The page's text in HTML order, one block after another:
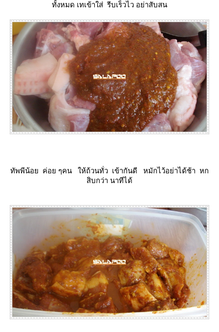
ทั้งหมด เทเข้าใส่ รีบเร็วไว อย่าสับสน
ทัพพีน้อย ค่อย ๆคน ให้ถ้วนทั่ว เข้ากันดี หมักไว้อย่าได้ช้า หก
สิบกว่า นาทีได้